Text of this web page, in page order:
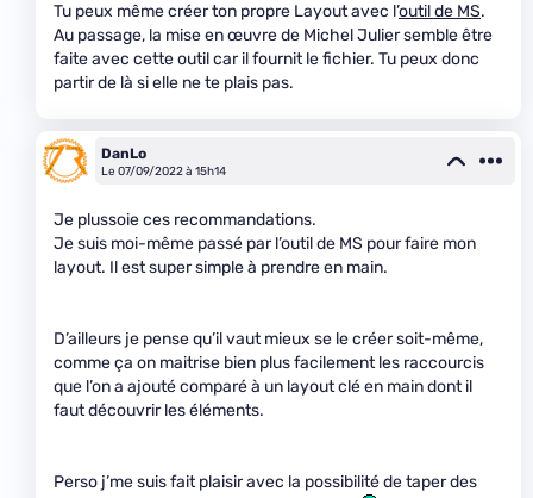
Tu peux même créer ton propre Layout avec l’outil de MS.
Au passage, la mise en œuvre de Michel Julier semble être
faite avec cette outil car il fournit le fichier. Tu peux donc
partir de là si elle ne te plais pas.
DanLo
Le 07/09/2022 à 15h14
Je plussoie ces recommandations.
Je suis moi-même passé par l’outil de MS pour faire mon
layout. Il est super simple à prendre en main.
D’ailleurs je pense qu’il vaut mieux se le créer soit-même,
comme ça on maitrise bien plus facilement les raccourcis
que l’on a ajouté comparé à un layout clé en main dont il
faut découvrir les éléments.
Perso j’me suis fait plaisir avec la possibilité de taper des